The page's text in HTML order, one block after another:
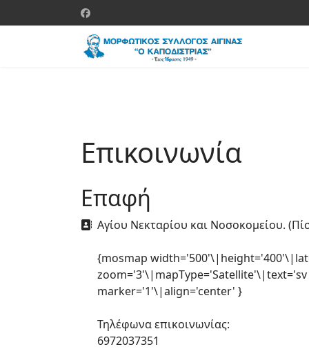
Επικοινωνία
Επαφή
Διεύθυνση
Αγίου Νεκταρίου και Νοσοκομείου.
{mosmap
marker='1'\|align='center' }
Τηλέφωνα επικοινωνίας:
6972037351